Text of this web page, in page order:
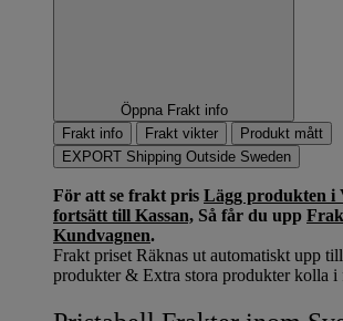
Öppna Frakt info
Frakt info
Frakt vikter
Produkt mått
EXPORT Shipping Outside Sweden
För att se frakt pris Lägg produkten i
fortsätt till Kassan, Så får du upp
Kundvagnen.
Frakt priset Räknas ut automatiskt upp
produkter & Extra stora produkter kolla